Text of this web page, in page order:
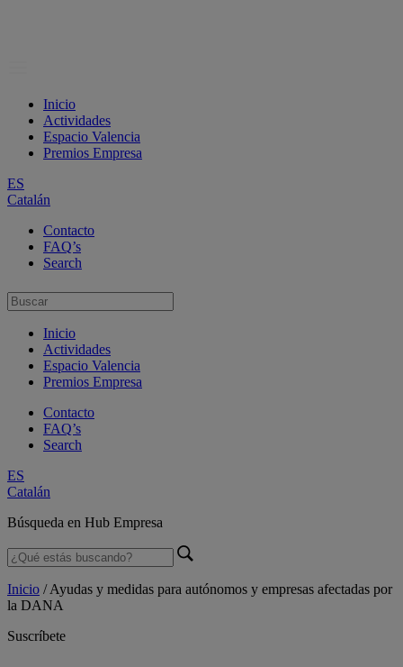
Inicio
Actividades
Espacio Valencia
Premios Empresa
ES
Catalán
Contacto
FAQ’s
Search
Inicio
Actividades
Espacio Valencia
Premios Empresa
Contacto
FAQ’s
Search
ES
Catalán
Búsqueda en Hub Empresa
Inicio /Ayudas y medidas para autónomos y empresas afectadas por
la DANA
Suscríbete